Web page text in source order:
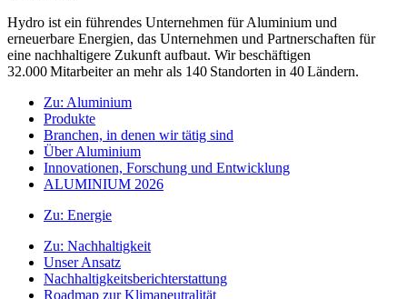
Hydro ist ein führendes Unternehmen für Aluminium und
erneuerbare Energien, das Unternehmen und Partnerschaften für
eine nachhaltigere Zukunft aufbaut. Wir beschäftigen
32.000 Mitarbeiter an mehr als 140 Standorten in 40 Ländern.
Zu: Aluminium
Produkte
Branchen, in denen wir tätig sind
Über Aluminium
Innovationen, Forschung und Entwicklung
ALUMINIUM 2026
Zu: Energie
Zu: Nachhaltigkeit
Unser Ansatz
Nachhaltigkeitsberichterstattung
Roadmap zur Klimaneutralität